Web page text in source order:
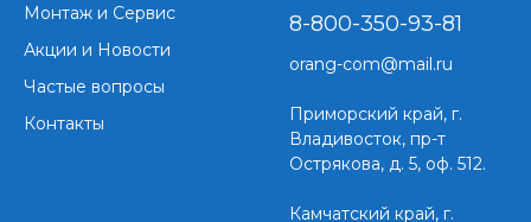
Монтаж и Сервис
Акции и Новости
Частые вопросы
Контакты
8-800-350-93-81
orang-com@mail.ru
Приморский край, г.
Владивосток, пр-т
Острякова, д. 5, оф. 512.
Камчатский край, г.